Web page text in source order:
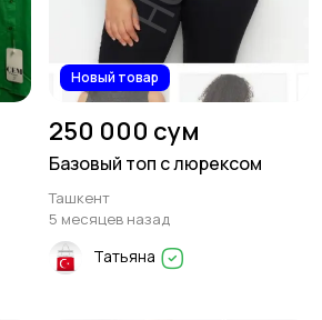
Новый товар
250 000 сум
Базовый топ с люрексом
Ташкент
5 месяцев назад
Татьяна